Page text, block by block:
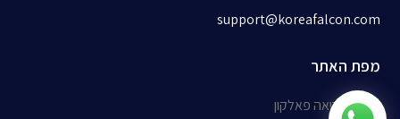
מפת האתר
אודות קוריאה פאלקון
support@koreafalcon.com